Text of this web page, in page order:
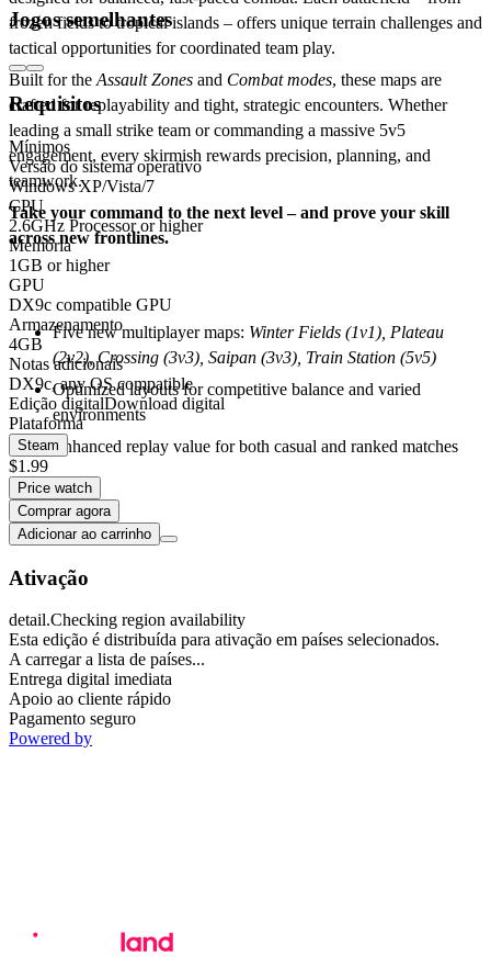
frozen fields to tropical islands – offers unique terrain challenges and
tactical opportunities for coordinated team play.
Built for the Assault Zones and Combat modes, these maps are
crafted for replayability and tight, strategic encounters. Whether
leading a small strike team or commanding a massive 5v5
engagement, every skirmish rewards precision, planning, and
teamwork.
Take your command to the next level – and prove your skill
across new frontlines.
Key Features:
Five new multiplayer maps: Winter Fields (1v1), Plateau
(2v2), Crossing (3v3), Saipan (3v3), Train Station (5v5)
Optimized layouts for competitive balance and varied
environments
Enhanced replay value for both casual and ranked matches
Jogos semelhantes
Requisitos
Mínimos
Versão do sistema operativo
Windows XP/Vista/7
CPU
2.6GHz Processor or higher
Memória
1GB or higher
GPU
DX9c compatible GPU
Armazenamento
4GB
Notas adicionais
DX9c, any OS compatible
Edição digitalDownload digital
Plataforma
Steam
$1.99
Price watch
Comprar agora
Adicionar ao carrinho
Ativação
detail.Checking region availability
Esta edição é distribuída para ativação em países selecionados.
A carregar a lista de países...
Entrega digital imediata
Apoio ao cliente rápido
Pagamento seguro
Powered by